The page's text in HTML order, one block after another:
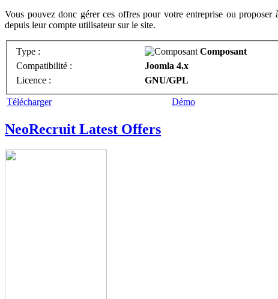
Vous pouvez donc gérer ces offres pour votre entreprise ou
depuis leur compte utilisateur sur le site.
Type : Composant
Compatibilité :
Joomla 4.x
Licence :
GNU/GPL
Télécharger Démo
NeoRecruit Latest Offers